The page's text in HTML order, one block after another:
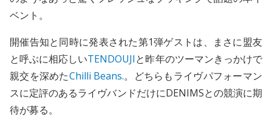
ベント。
開催告知と同時に発表された第1弾ゲストは、まさに盟友
と呼ぶに相応しいTENDOUJIと昨年のツーマンきっかけで
親交を深めたChilli Beans.。どちらもライヴパフォーマン
スに定評のあるライヴバンドだけにDENIMSとの競演に期
待が募る。